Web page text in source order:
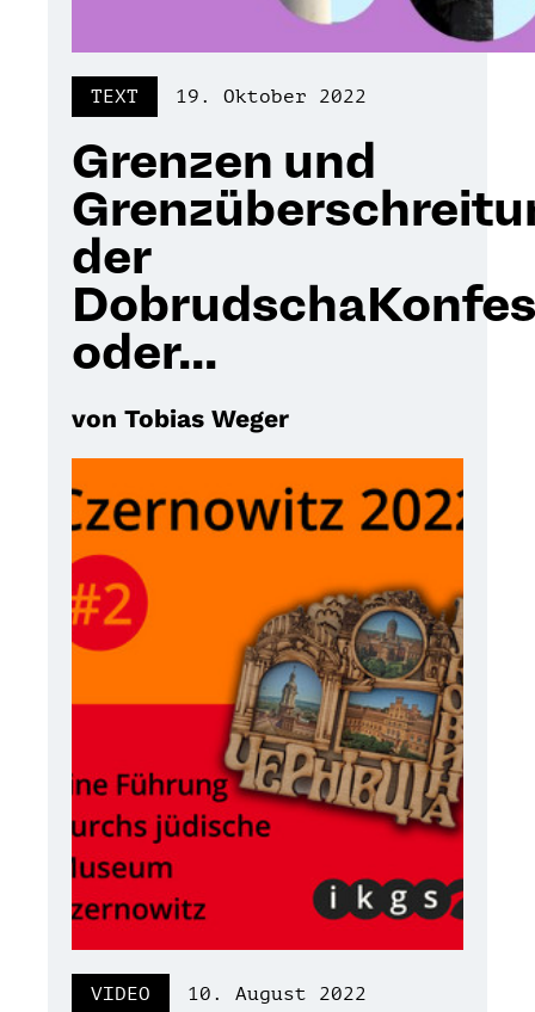
TEXT 19. Oktober 2022
Grenzen und
der
oder...
von Tobias Weger
VIDEO 10. August 2022